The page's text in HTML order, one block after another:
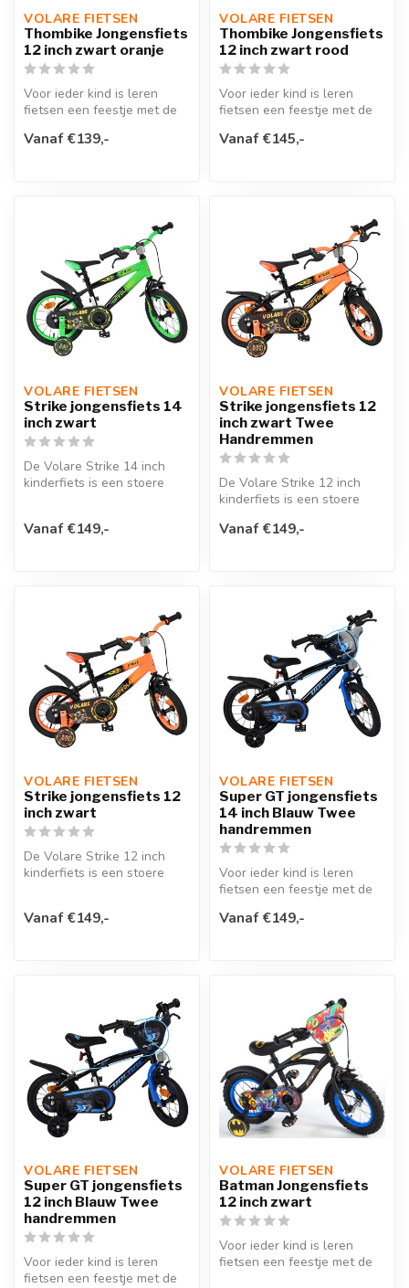
VOLARE FIETSEN
Thombike Jongensfiets
12 inch zwart oranje
Voor ieder kind is leren
fietsen een feestje met de
kind...
Vanaf €139,-
VOLARE FIETSEN
Thombike Jongensfiets
12 inch zwart rood
Voor ieder kind is leren
fietsen een feestje met de
kind...
Vanaf €145,-
VOLARE FIETSEN
Strike jongensfiets 14
inch zwart
De Volare Strike 14 inch
kinderfiets is een stoere
Vanaf €149,-
VOLARE FIETSEN
Strike jongensfiets 12
inch zwart Twee
Handremmen
De Volare Strike 12 inch
kinderfiets is een stoere
k...
Vanaf €149,-
VOLARE FIETSEN
Strike jongensfiets 12
inch zwart
De Volare Strike 12 inch
kinderfiets is een stoere
Vanaf €149,-
VOLARE FIETSEN
Super GT jongensfiets
14 inch Blauw Twee
handremmen
Voor ieder kind is leren
fietsen een feestje met de
kind...
Vanaf €149,-
VOLARE FIETSEN
Super GT jongensfiets
12 inch Blauw Twee
handremmen
Voor ieder kind is leren
fietsen een feestje met de
VOLARE FIETSEN
Batman Jongensfiets
12 inch zwart
Voor ieder kind is leren
fietsen een feestje met de